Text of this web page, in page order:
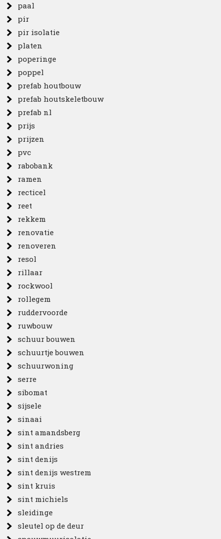
paal
pir
pir isolatie
platen
poperinge
poppel
prefab houtbouw
prefab houtskeletbouw
prefab nl
prijs
prijzen
pvc
rabobank
ramen
recticel
reet
rekkem
renovatie
renoveren
resol
rillaar
rockwool
rollegem
ruddervoorde
ruwbouw
schuur bouwen
schuurtje bouwen
schuurwoning
serre
sibomat
sijsele
sinaai
sint amandsberg
sint andries
sint denijs
sint denijs westrem
sint kruis
sint michiels
sleidinge
sleutel op de deur